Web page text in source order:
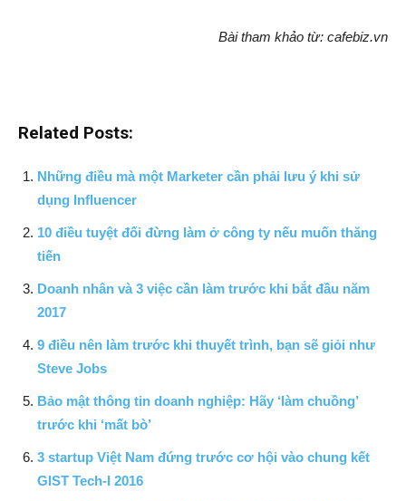
Bài tham khảo từ: cafebiz.vn
Related Posts:
Những điều mà một Marketer cần phải lưu ý khi sử
dụng Influencer
10 điều tuyệt đối đừng làm ở công ty nếu muốn thăng
tiến
Doanh nhân và 3 việc cần làm trước khi bắt đầu năm
2017
9 điều nên làm trước khi thuyết trình, bạn sẽ giỏi như
Steve Jobs
Bảo mật thông tin doanh nghiệp: Hãy ‘làm chuồng’
trước khi ‘mất bò’
3 startup Việt Nam đứng trước cơ hội vào chung kết
GIST Tech-I 2016